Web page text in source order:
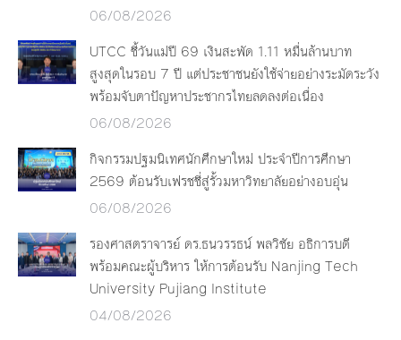
06/08/2026
UTCC ชี้วันแม่ปี 69 เงินสะพัด 1.11 หมื่นล้านบาท
สูงสุดในรอบ 7 ปี แต่ประชาชนยังใช้จ่ายอย่างระมัดระวัง
พร้อมจับตาปัญหาประชากรไทยลดลงต่อเนื่อง
06/08/2026
กิจกรรมปฐมนิเทศนักศึกษาใหม่ ประจำปีการศึกษา
2569 ต้อนรับเฟรชชี่สู่รั้วมหาวิทยาลัยอย่างอบอุ่น
06/08/2026
รองศาสตราจารย์ ดร.ธนวรรธน์ พลวิชัย อธิการบดี
พร้อมคณะผู้บริหาร ให้การต้อนรับ Nanjing Tech
University Pujiang Institute
04/08/2026